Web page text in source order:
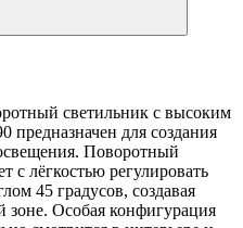
светильник с высоким
предназначен для создания
Поворотный
с лёгкостью регулировать
45 градусов, создавая
зоне. Особая конфигурация